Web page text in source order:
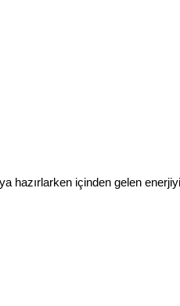
hazırlarken içinden gelen